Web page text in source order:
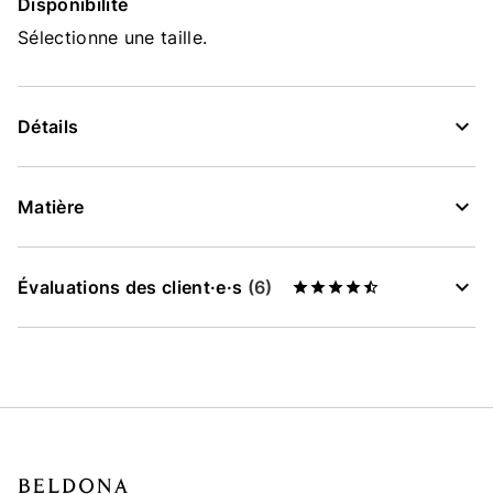
Disponibilité
Sélectionne une taille.
Détails
Matière
Évaluations des client·e·s (6)